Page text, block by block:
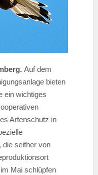
Auf dem
bieten
ein wichtiges
Artenschutz in
die seither von
Mai schlüpfen